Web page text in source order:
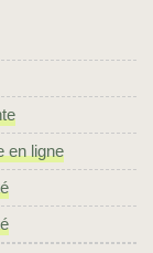
en ligne